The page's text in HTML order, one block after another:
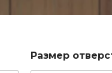
Размер